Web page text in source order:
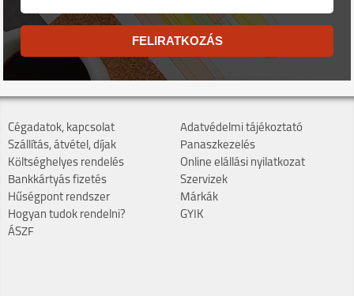
FELIRATKOZÁS
Cégadatok, kapcsolat
Szállítás, átvétel, díjak
Költséghelyes rendelés
Bankkártyás fizetés
Hűségpont rendszer
Hogyan tudok rendelni?
ÁSZF
Adatvédelmi tájékoztató
Panaszkezelés
Online elállási nyilatkozat
Szervizek
Márkák
GYIK